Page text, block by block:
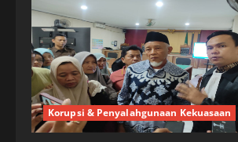
Korupsi & Penyalahgunaan Kekuasaan